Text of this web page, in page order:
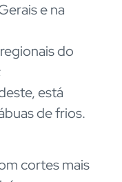
e na
do
está
de frios.
cortes mais